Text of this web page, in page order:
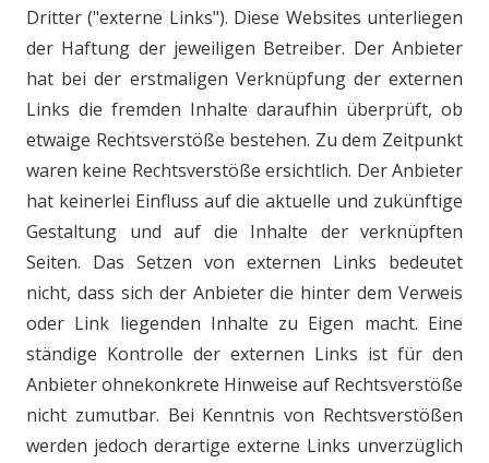
Dritter ("externe Links"). Diese Websites unterliegen
der Haftung der jeweiligen Betreiber. Der Anbieter
hat bei der erstmaligen Verknüpfung der externen
Links die fremden Inhalte daraufhin überprüft, ob
etwaige Rechtsverstöße bestehen. Zu dem Zeitpunkt
waren keine Rechtsverstöße ersichtlich. Der Anbieter
hat keinerlei Einfluss auf die aktuelle und zukünftige
Gestaltung und auf die Inhalte der verknüpften
Seiten. Das Setzen von externen Links bedeutet
nicht, dass sich der Anbieter die hinter dem Verweis
oder Link liegenden Inhalte zu Eigen macht. Eine
ständige Kontrolle der externen Links ist für den
Anbieter ohnekonkrete Hinweise auf Rechtsverstöße
nicht zumutbar. Bei Kenntnis von Rechtsverstößen
werden jedoch derartige externe Links unverzüglich